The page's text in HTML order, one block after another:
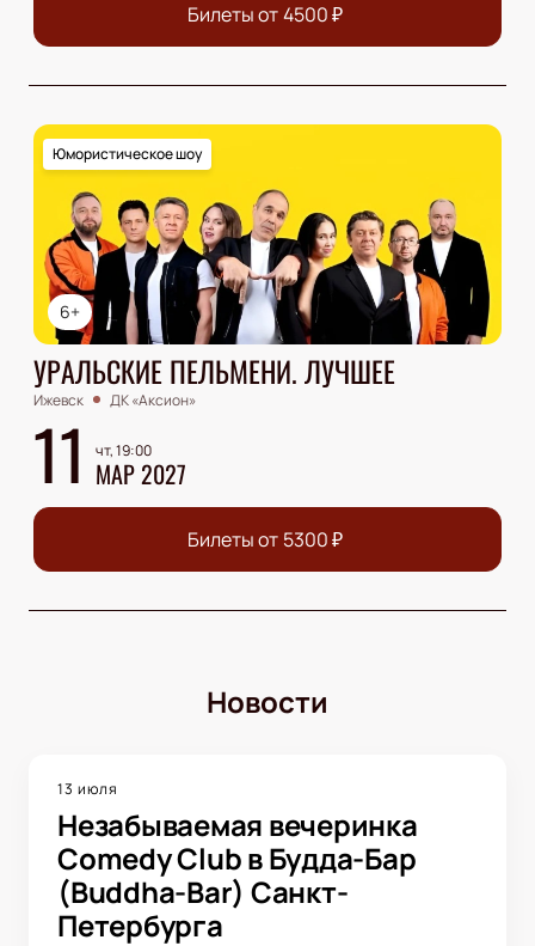
Билеты от4500₽
6+
Юмористическое шоу
УРАЛЬСКИЕ ПЕЛЬМЕНИ. ЛУЧШЕЕ
Ижевск ДК «Аксион»
11 чт, 19:00
МАР 2027
Билеты от 5300₽
Новости
13 июля
Незабываемая вечеринка
Comedy Club в Будда-Бар
(Buddha-Bar) Санкт-
Петербурга